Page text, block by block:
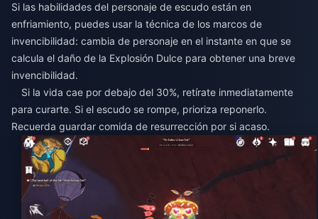
Si las habilidades del personaje de escudo están en
enfriamiento, puedes usar la técnica de los marcos de
invencibilidad: cambia de personaje en el instante en que se
calcula el daño de la Explosión Dulce para obtener una breve
invencibilidad.
Si la vida cae por debajo del 30%, retírate inmediatamente
para curarte. Si el escudo se rompe, prioriza reponerlo.
Recuerda guardar comida de resurrección por si acaso.